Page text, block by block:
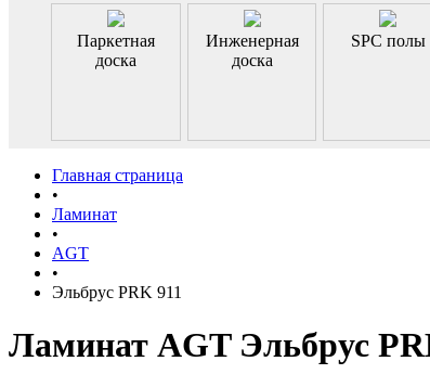
Паркетная
доска
Инженерная
доска
SPC полы
Главная страница
•
Ламинат
•
AGT
•
Эльбрус PRK 911
Ламинат AGT Эльбрус